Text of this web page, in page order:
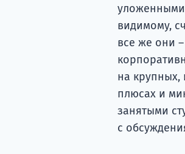
уложенными
видимому,
все же они
на крупных,
плюсах и
занятыми
с